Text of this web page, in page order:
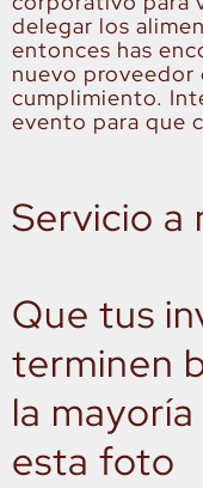
delegar los
entonces has
nuevo
cumplimiento.
evento para que
Servicio a
Que tus
terminen
la
esta foto